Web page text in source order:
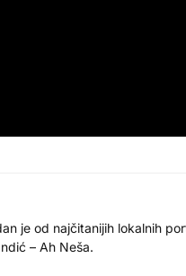
je od najčitanijih lokalnih
– Ah Neša.